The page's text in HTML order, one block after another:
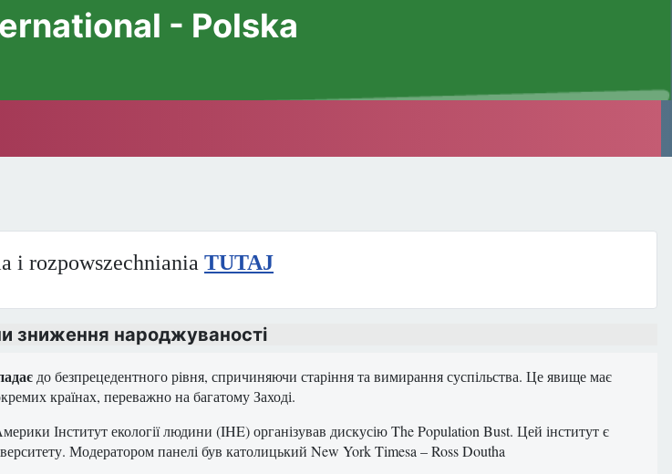
- Polska
i rozpowszechniania TUTAJ
зниження народжуваності
до безпрецедентного рівня, спричиняючи старіння та вимирання суспільства. Це явище має
країнах, переважно на багатому Заході.
Інститут екології людини (IHE) організував дискусію The Population Bust. Цей інститут є
Модератором панелі був католицький New York Timesa – Ross Doutha